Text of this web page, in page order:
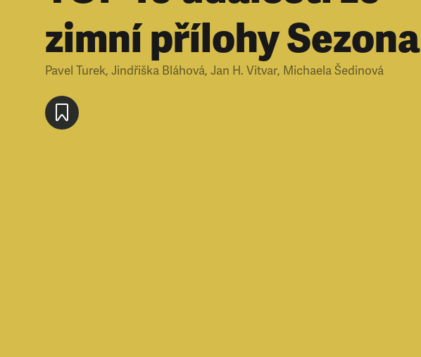
zimní přílohy Sezona
Pavel Turek, Jindřiška Bláhová, Jan H. Vitvar, Michaela Šedinová